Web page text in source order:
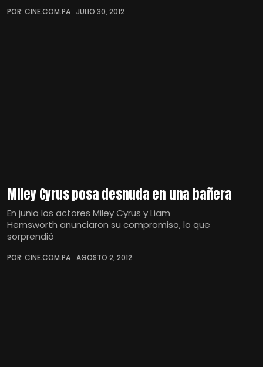
POR: CINE.COM.PA JULIO 30, 2012
Miley Cyrus posa desnuda en una bañera
En junio los actores Miley Cyrus y Liam
Hemsworth anunciaron su compromiso, lo que
sorprendió
POR: CINE.COM.PA AGOSTO 2, 2012